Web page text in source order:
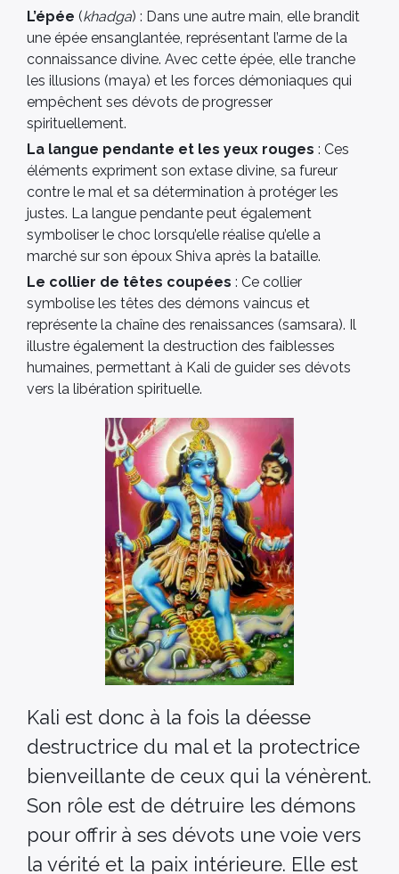
L’épée (khadga) : Dans une autre main, elle brandit
une épée ensanglantée, représentant l’arme de la
connaissance divine. Avec cette épée, elle tranche
les illusions (maya) et les forces démoniaques qui
empêchent ses dévots de progresser
spirituellement.
La langue pendante et les yeux rouges : Ces
éléments expriment son extase divine, sa fureur
contre le mal et sa détermination à protéger les
justes. La langue pendante peut également
symboliser le choc lorsqu’elle réalise qu’elle a
marché sur son époux Shiva après la bataille.
Le collier de têtes coupées : Ce collier
symbolise les têtes des démons vaincus et
représente la chaîne des renaissances (samsara). Il
illustre également la destruction des faiblesses
humaines, permettant à Kali de guider ses dévots
vers la libération spirituelle.
Kali est donc à la fois la déesse
destructrice du mal et la protectrice
bienveillante de ceux qui la vénèrent.
Son rôle est de détruire les démons
pour offrir à ses dévots une voie vers
la vérité et la paix intérieure. Elle est